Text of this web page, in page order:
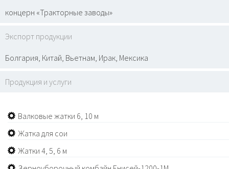
концерн «Тракторные заводы»
Экспорт продукции
Болгария, Китай, Вьетнам, Ирак, Мексика
Продукция и услуги
Валковые жатки 6, 10 м
Жатка для сои
Жатки 4, 5, 6 м